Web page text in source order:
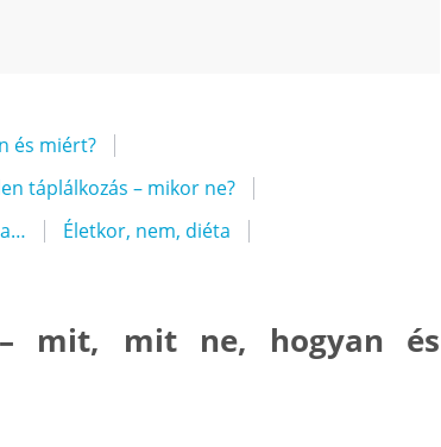
és miért?
táplálkozás – mikor ne?
Életkor, nem, diéta
– mit, mit ne, hogyan és